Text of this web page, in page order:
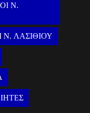
Ν.
Ν. ΛΑΣΙΘΙΟΥ